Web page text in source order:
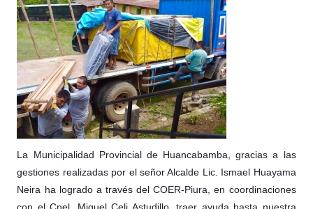
La Municipalidad Provincial de Huancabamba, gracias a las
gestiones realizadas por el señor Alcalde Lic. Ismael Huayama
Neira ha logrado a través del COER-Piura, en coordinaciones